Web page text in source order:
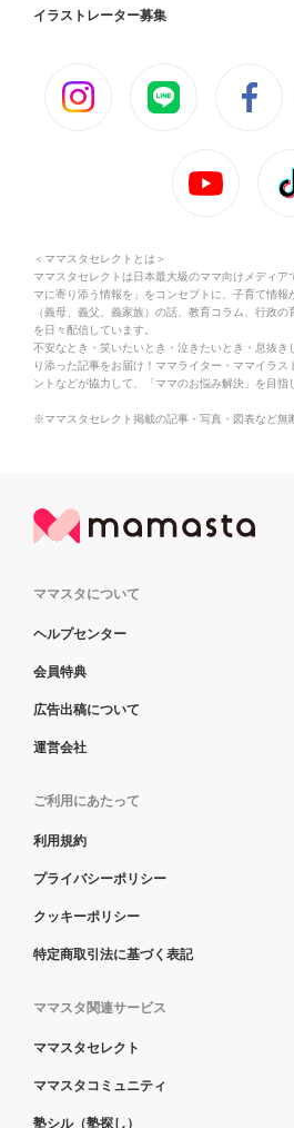
イラストレーター募集
＜ママスタセレクトとは＞
ママスタセレクトは日本最大級のママ向けメディア
マに寄り添う情報を」をコンセプトに、子育て情報
（義母、義父、義家族）の話、教育コラム、行政
を日々配信しています。
不安なとき・笑いたいとき・泣きたいとき・息抜き
り添った記事をお届け！ママライター・ママイラ
ントなどが協力して、「ママのお悩み解決」を目指
※ママスタセレクト掲載の記事・写真・図表など無
ママスタについて
ヘルプセンター
会員特典
広告出稿について
運営会社
ご利用にあたって
利用規約
プライバシーポリシー
クッキーポリシー
特定商取引法に基づく表記
ママスタ関連サービス
ママスタセレクト
ママスタコミュニティ
塾シル（塾探し）